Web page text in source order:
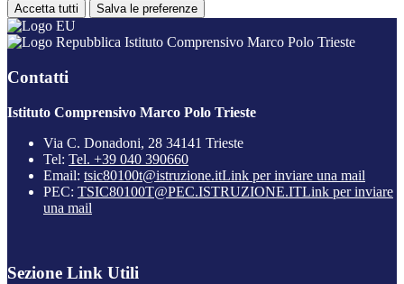
Accetta tutti Salva le preferenze
Istituto Comprensivo Marco Polo Trieste
Contatti
Istituto Comprensivo Marco Polo Trieste
Via C. Donadoni, 28 34141 Trieste
Tel: Tel. +39 040 390660
Email: tsic80100t@istruzione.itLink per inviare una mail
PEC: TSIC80100T@PEC.ISTRUZIONE.ITLink per inviare
una mail
Sezione Link Utili